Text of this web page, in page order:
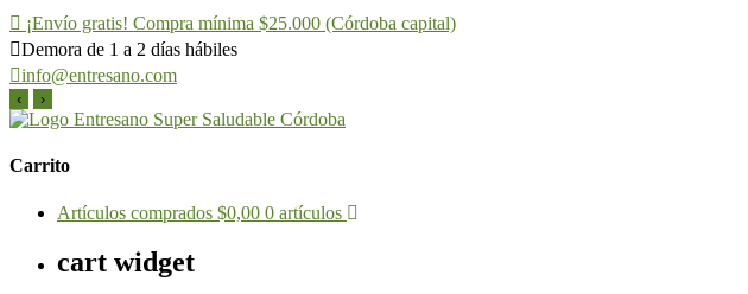
¡Envío gratis! Compra mínima $25.000 (Córdoba capital)
Demora de 1 a 2 días hábiles
info@entresano.com
‹ ›
Saltar
contenido
Entresano
Supermercado Saludable
Carrito
Artículos comprados $0,00 0 artículos
cart widget